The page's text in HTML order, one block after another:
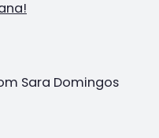
Sara Domingos